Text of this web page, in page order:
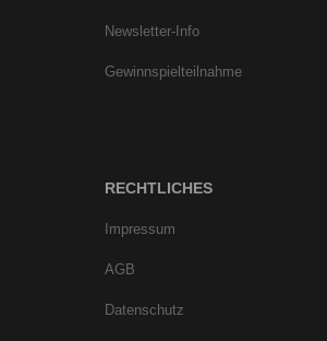
Newsletter-Info
Gewinnspielteilnahme
RECHTLICHES
Impressum
AGB
Datenschutz